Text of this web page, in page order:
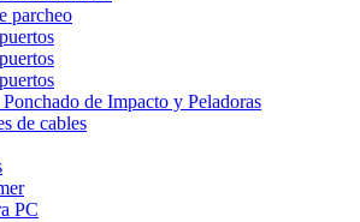
parcheo
Ponchado de Impacto y Peladoras
de cables
PC